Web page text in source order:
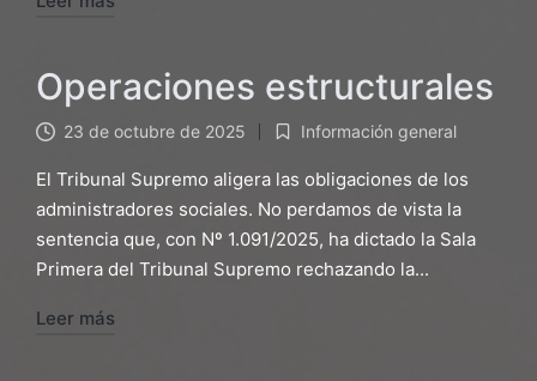
Operaciones estructurales
23 de octubre de 2025
Publicado
en
Información general
El Tribunal Supremo aligera las obligaciones de los
administradores sociales. No perdamos de vista la
sentencia que, con Nº 1.091/2025, ha dictado la Sala
Primera del Tribunal Supremo rechazando la...
Leer más